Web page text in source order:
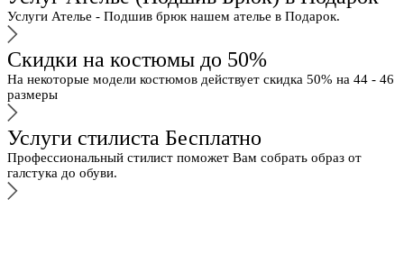
Услуги Ателье - Подшив брюк нашем ателье в Подарок.
Скидки на костюмы до 50%
На некоторые модели костюмов действует скидка 50% на 44 - 46
размеры
Услуги стилиста Бесплатно
Профессиональный стилист поможет Вам собрать образ от
галстука до обуви.